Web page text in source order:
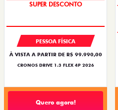
SUPER DESCONTO
PESSOA FÍSICA
À VISTA A PARTIR DE R$ 99.990,00
CRONOS DRIVE 1.3 FLEX 4P 2026
Quero agora!